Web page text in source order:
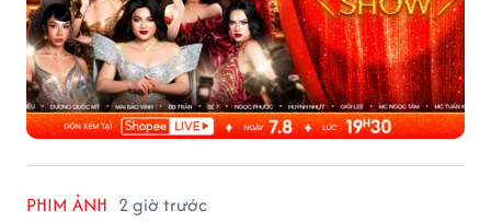
PHIM ẢNH 2 giờ trước